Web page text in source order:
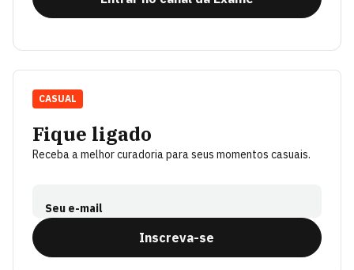
Fique ligado
Receba a melhor curadoria para seus momentos casuais.
Seu e-mail
Inscreva-se
CASUAL